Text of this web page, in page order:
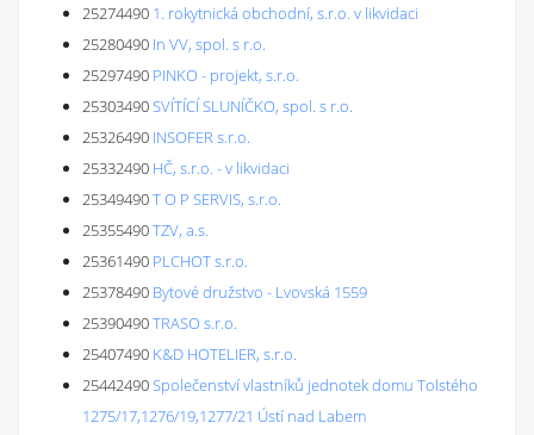
25274490 1. rokytnická obchodní, s.r.o. v likvidaci
25280490 In VV, spol. s r.o.
25297490 PINKO - projekt, s.r.o.
25303490SVÍTÍCÍ SLUNÍČKO, spol. s r.o.
25326490 INSOFER s.r.o.
25332490 HČ, s.r.o. - v likvidaci
25349490T O P SERVIS, s.r.o.
25355490TZV, a.s.
25361490 PLCHOT s.r.o.
25378490 Bytové družstvo - Lvovská 1559
25390490TRASO s.r.o.
25407490 K&D HOTELIER, s.r.o.
25442490Společenství vlastníků jednotek domu Tolstého
1275/17,1276/19,1277/21 Ústí nad Labem